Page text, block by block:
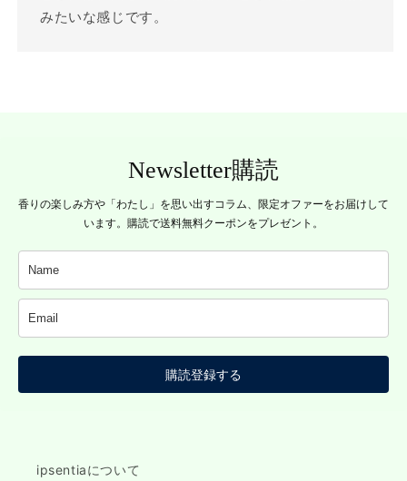
みたいな感じです。
Newsletter購読
香りの楽しみ方や「わたし」を思い出すコラム、限定オファーをお届けして
います。購読で送料無料クーポンをプレゼント。
購読登録する
ipsentiaについて